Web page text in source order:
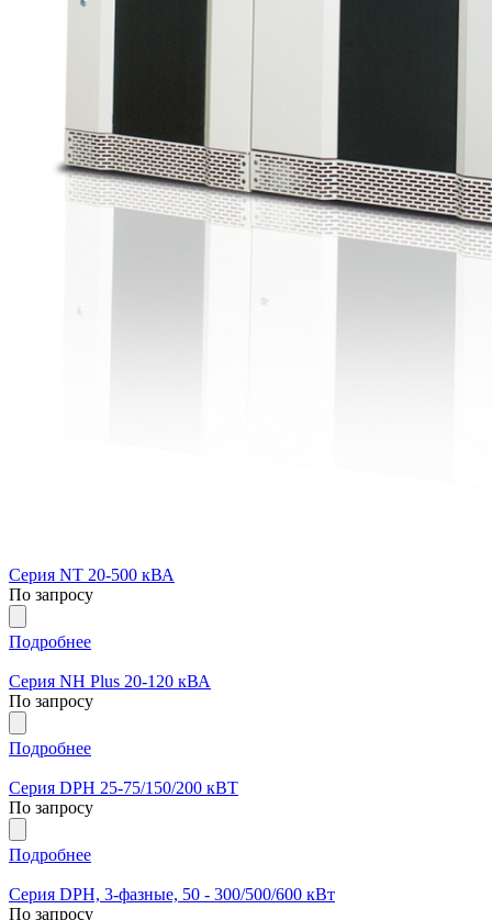
Серия NT 20-500 кВА
По запросу
Подробнее
Серия NH Plus 20-120 кВА
По запросу
Подробнее
Серия DPH 25-75/150/200 кВТ
По запросу
Подробнее
Серия DPH, 3-фазные, 50 - 300/500/600 кВт
По запросу